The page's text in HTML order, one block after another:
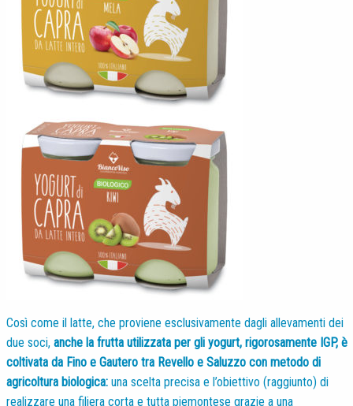
Così come il latte, che proviene esclusivamente dagli allevamenti dei
due soci,anche la frutta utilizzata per gli yogurt, rigorosamente IGP, è
coltivata da Fino e Gautero tra Revello e Saluzzo con metodo di
agricoltura biologica:una scelta precisa e l’obiettivo (raggiunto) di
realizzare una filiera corta e tutta piemontese grazie a una